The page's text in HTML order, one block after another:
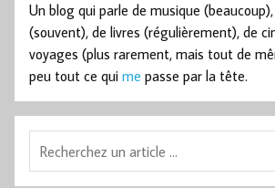
Un blog qui parle de musique
(souvent), de livres (régulièrement), de
voyages (plus rarement, mais tout de
peu tout ce qui me passe par la tête.